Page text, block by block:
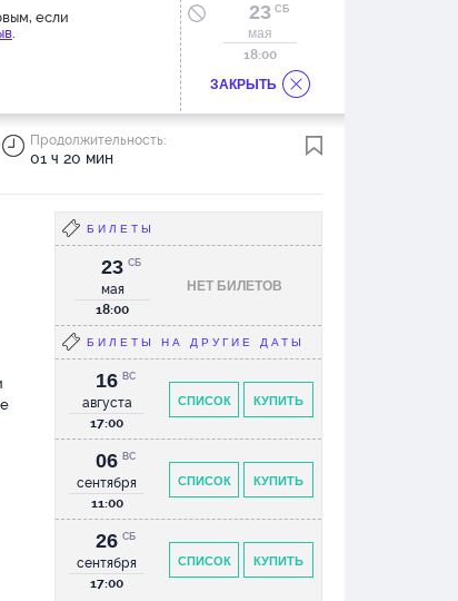
если
.
23 СБ
мая
18:00
Продолжительность:
01 ч 20 мин
ЗАКРЫТЬ
БИЛЕТЫ
НЕТ БИЛЕТОВ
23
мая
СБ
18:00
БИЛЕТЫ НА ДРУГИЕ ДАТЫ
КУПИТЬ
СПИСОК
16
августа
ВС
17:00
КУПИТЬ
СПИСОК
06
сентября
ВС
11:00
КУПИТЬ
СПИСОК
26
сентября
СБ
17:00